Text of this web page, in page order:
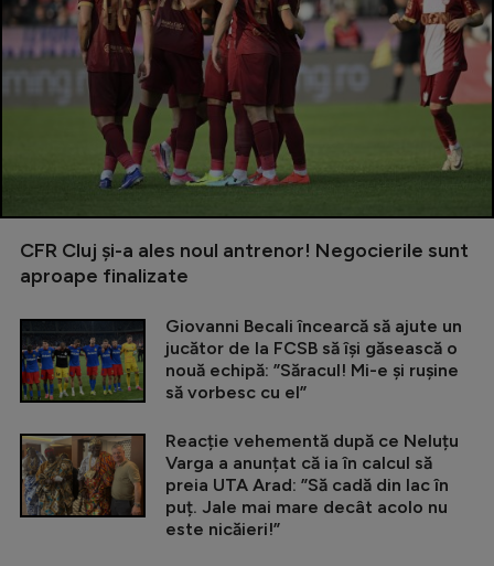
CFR Cluj și-a ales noul antrenor! Negocierile sunt
aproape finalizate
Giovanni Becali încearcă să ajute un
jucător de la FCSB să își găsească o
nouă echipă: ”Săracul! Mi-e și rușine
să vorbesc cu el”
Reacție vehementă după ce Neluțu
Varga a anunțat că ia în calcul să
preia UTA Arad: ”Să cadă din lac în
puț. Jale mai mare decât acolo nu
este nicăieri!”